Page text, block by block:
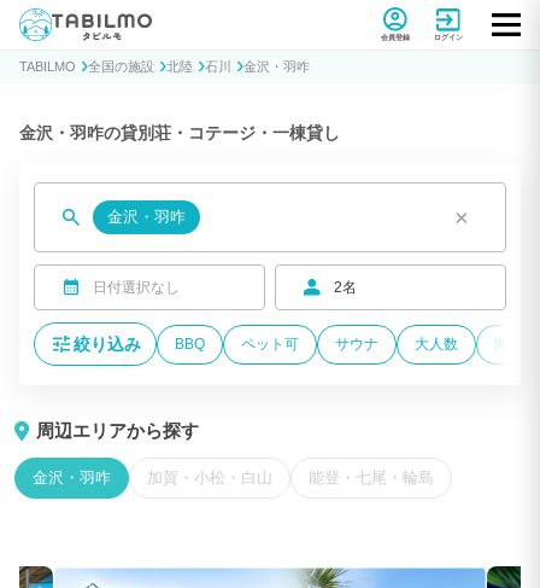
貸別荘コテージ・一棟貸し宿泊予約サイトTABILMO(タビルモ)
会員登録 ログイン
TABILMO 全国の施設 北陸 石川 金沢・羽咋
金沢・羽咋の貸別荘・コテージ・一棟貸し
金沢・羽咋 ×
日付選択なし 2名
絞り込み BBQ ペット可 サウナ 大人数 海が
周辺エリアから探す
金沢・羽咋 加賀・小松・白山 能登・七尾・輪島